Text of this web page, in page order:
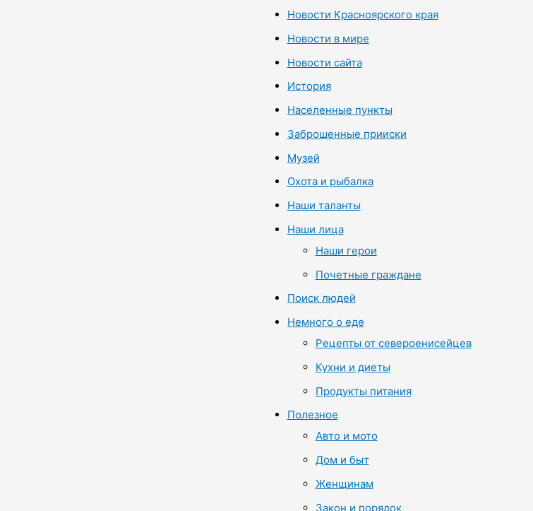
Новости Красноярского края
Новости в мире
Новости сайта
История
Населенные пункты
Заброшенные прииски
Музей
Охота и рыбалка
Наши таланты
Наши лица
Наши герои
Почетные граждане
Поиск людей
Немного о еде
Рецепты от североенисейцев
Кухни и диеты
Продукты питания
Полезное
Авто и мото
Дом и быт
Женщинам
Закон и порядок